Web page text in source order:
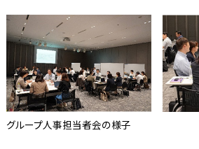
グループ人事担当者会の様子